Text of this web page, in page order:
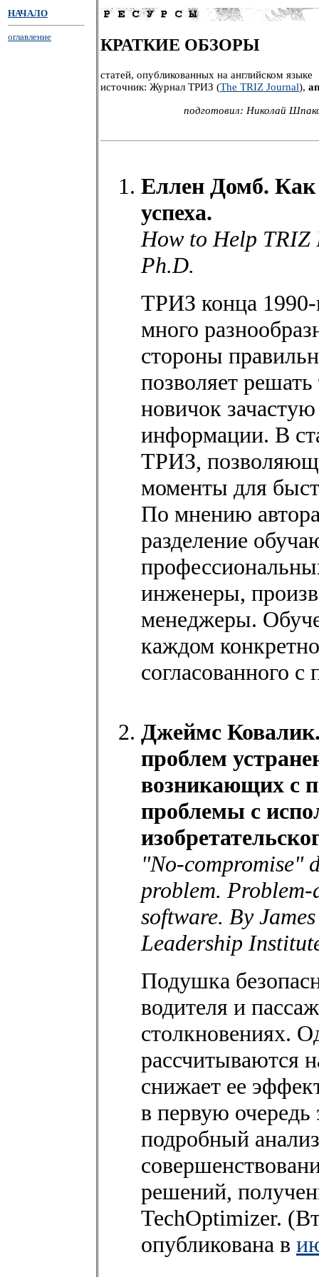
НАЧАЛО
оглавление КРАТКИЕ ОБЗОРЫ
статей, опубликованных на английском языке
источник: Журнал ТРИЗ (The TRIZ Journal),
подготовил: Николай
Еллен Домб.
успеха.
How to Help TRIZ
Ph.D.
ТРИЗ конца
много
стороны
позволяет
новичок
информации. В
ТРИЗ,
моменты для
По мнению
разделение
инженеры,
менеджеры.
каждом
согласованного с
Джеймс
проблем
возникающих с
проблемы с
"No-compromise"
problem.
software. By
Leadership
Подушка
водителя и
столкновениях.
рассчитываются
снижает ее
в первую очередь
подробный
решений,
TechOptimizer.
опубликована в